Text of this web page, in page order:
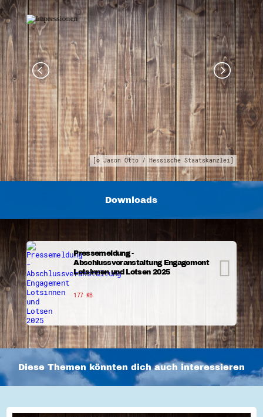
[© Jason Otto / Hessische Staatskanzlei]
Downloads
Pressemeldung -
Abschlussveranstaltung Engagement
Lotsinnen und Lotsen 2025
177 KB
Diese Themen könnten dich auch interessieren